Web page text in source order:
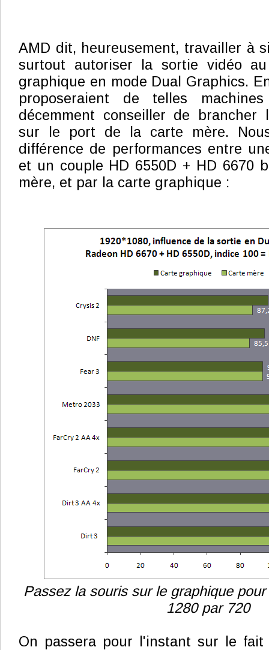
AMD dit, heureusement, travailler à
surtout autoriser la sortie vidéo
graphique en mode Dual Graphics.
proposeraient de telles
décemment conseiller de brancher
sur le port de la carte mère.
différence de performances entre
et un couple HD 6550D + HD 6670
mère, et par la carte graphique :
Passez la souris sur le graphique
1280 par 720
On passera pour l'instant sur le fait